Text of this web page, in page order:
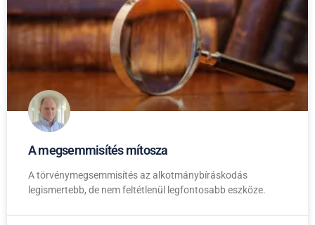
A megsemmisítés mítosza
A törvénymegsemmisítés az alkotmánybíráskodás
legismertebb, de nem feltétlenül legfontosabb eszköze.